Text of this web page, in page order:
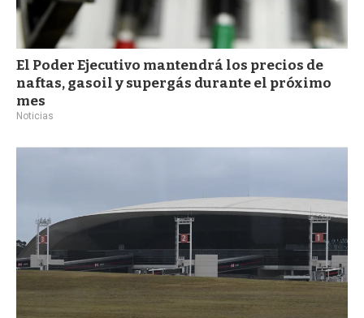
El Poder Ejecutivo mantendrá los precios de
naftas, gasoil y supergás durante el próximo
mes
Noticias